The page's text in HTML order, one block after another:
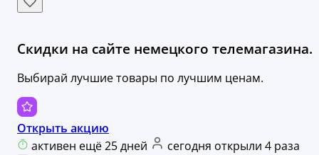
Скидки на сайте немецкого телемагазина.
Выбирай лучшие товары по лучшим ценам.
Открыть акцию
активен ещё 25 дней
сегодня открыли 4 раза